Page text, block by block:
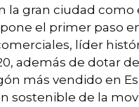
la gran ciudad como
el primer paso
líder
además de dotar
más vendido en
sostenible de la